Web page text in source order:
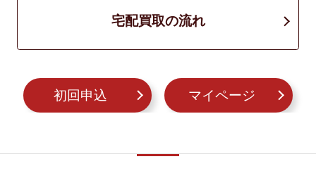
宅配買取の流れ
初回申込 マイページ